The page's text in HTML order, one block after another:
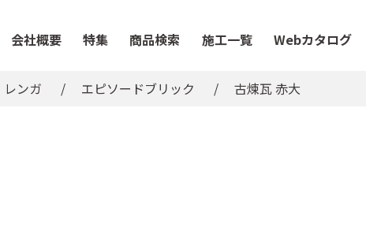
会社概要 特集 商品検索 施工一覧 Webカタログ
レンガ エピソードブリック 古煉瓦 赤大